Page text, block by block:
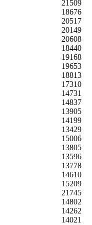
21509
18676
20517
20149
20608
18440
19168
19653
18813
17310
14731
14837
13905
14199
13429
15006
13805
13596
13778
14610
15209
21745
14802
14262
14021